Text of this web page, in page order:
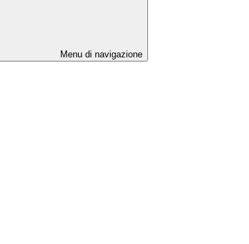
Menu di navigazione